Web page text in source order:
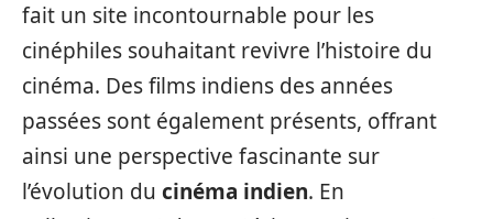
fait un site incontournable pour les
cinéphiles souhaitant revivre l’histoire du
cinéma. Des films indiens des années
passées sont également présents, offrant
ainsi une perspective fascinante sur
l’évolution du cinéma indien. En